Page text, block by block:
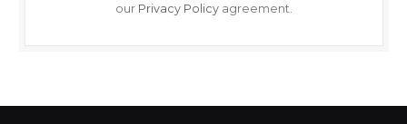
our Privacy Policy agreement.